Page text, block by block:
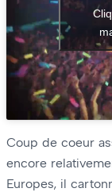
Coup de coeur
encore
Europes, il